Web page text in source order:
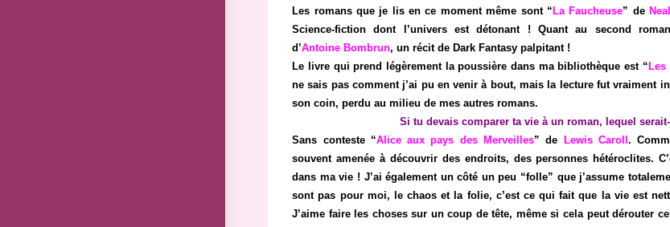
Les romans que je lis en ce moment même sont “ La Faucheuse” de
Science-fiction dont l’univers est détonant ! Quant au second
d’Antoine Bombrun, un récit de Dark Fantasy palpitant !
Le livre qui prend légèrement la poussière dans ma bibliothèque est “ Les
ne sais pas comment j’ai pu en venir à bout, mais la lecture fut vraiment
son coin, perdu au milieu de mes autres romans.
Si tu devais comparer ta vie à un roman, lequel
Sans conteste “Alice aux pays des Merveilles” de Lewis Caroll.
souvent amenée à découvrir des endroits, des personnes hétéroclites.
dans ma vie ! J’ai également un côté un peu “folle” que j’assume
sont pas pour moi, le chaos et la folie, c’est ce qui fait que la vie est
J’aime faire les choses sur un coup de tête, même si cela peut dérouter